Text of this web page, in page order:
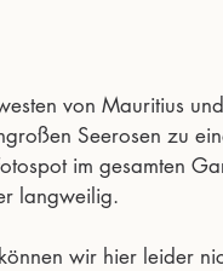
von Mauritius
Seerosen zu
im gesamten
langweilig.
wir hier leider